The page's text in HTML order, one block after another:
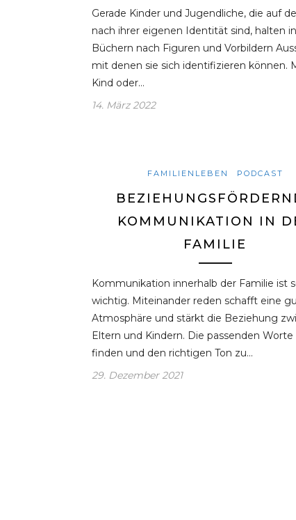
Gerade Kinder und Jugendliche, die auf
nach ihrer eigenen Identität sind, halten in
Büchern nach Figuren und Vorbildern
mit denen sie sich identifizieren können.
Kind oder…
14. März 2022
FAMILIENLEBEN PODCAST
KOMMUNIKATION IN
FAMILIE
Kommunikation innerhalb der Familie ist
wichtig. Miteinander reden schafft eine
Atmosphäre und stärkt die Beziehung
Eltern und Kindern. Die passenden Worte
finden und den richtigen Ton zu…
29. Dezember 2021